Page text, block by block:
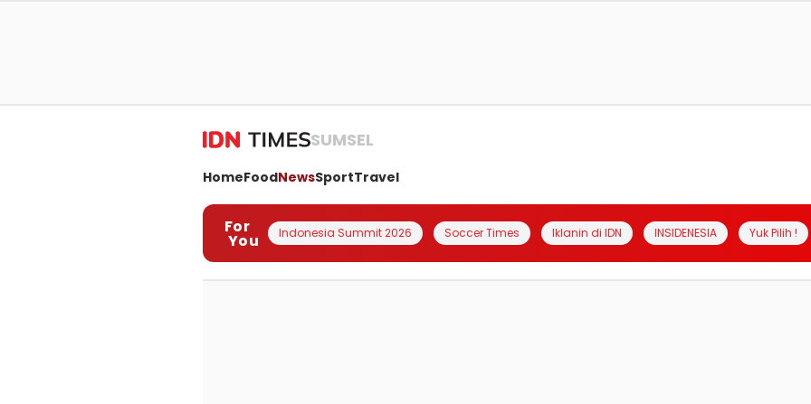
SUMSEL
HomeFoodNewsSportTravel
For
You Indonesia Summit 2026 Soccer Times Iklanin di IDN INSIDENESIA Yuk Pilih !